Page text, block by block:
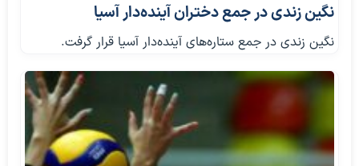
نگین زندی در جمع دختران آینده‌دار آسیا
نگین زندی در جمع ستاره‌های آینده‌دار آسیا قرار گرفت.